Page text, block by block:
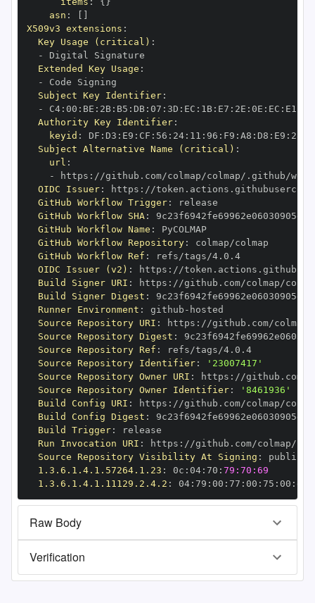
asn :
X509v3 extensions :
Key Usage (critical) :
-
Extended Key Usage :
-
Subject Key Identifier:
-
C4: 00 : BE : 2B: B5 : DB: 07 : 3D : EC : 1B: E7 : 2E : 0E : EC : E1
Authority Key Identifier:
keyid : DF : D3 : E9 : CF : 56 : 24: 11 : 96 : F9 : A8 : D8 : E9 : 28
Subject Alternative Name (critical) :
url :
-
https : //github.com/colmap/colmap/.github/
OIDC Issuer: https :
GitHub Workflow Trigger:
GitHub Workflow SHA:
GitHub Workflow Name :
PyCOLMAP
GitHub Workflow Repository:
GitHub Workflow Ref :
refs/tags/4.0.4
OIDC Issuer (v2) : https :
Build Signer URI : https : //github.com/colmap/
Build Signer Digest :
Runner Environment : github -
Source Repository URI : https :
Source Repository Digest :
Source Repository Ref :
refs/tags/4.0.4
Source Repository Identifier:
'23007417'
Source Repository Owner URI : https :
Source Repository Owner Identifier:
'8461936'
Build Config URI : https : //github.com/colmap/
Build Config Digest :
Build Trigger:
Run Invocation URI : https :
Source Repository Visibility At Signing :
1.3.6.1.4.1.57264.1.23 : 0c : 04: 70 : 79:70:69
1.3.6.1.4.1.11129.2.4.2 : 04: 79 : 00 : 77 : 00 : 75 : 00 : dd
Raw Body
Verification